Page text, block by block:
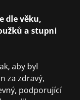
dle věku,
a stupni
aby byl
za zdravý,
podporující